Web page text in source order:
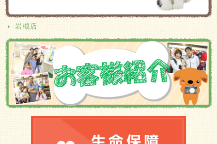
岩槻店